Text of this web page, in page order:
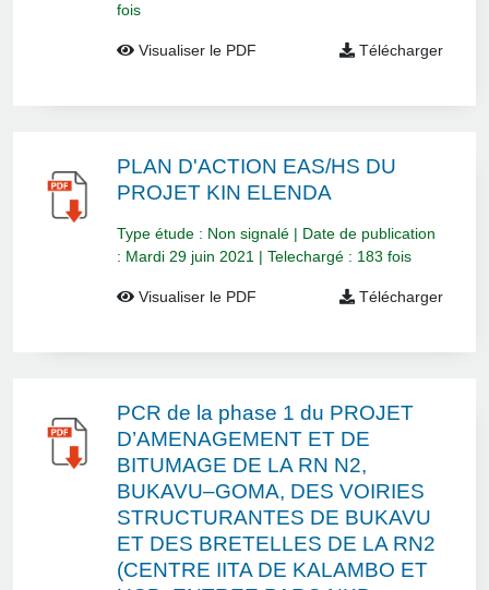
fois
Visualiser le PDF Télécharger
PLAN D'ACTION EAS/HS DU
PROJET KIN ELENDA
Type étude : Non signalé | Date de publication
: Mardi 29 juin 2021 | Telechargé : 183 fois
Visualiser le PDF Télécharger
PCR de la phase 1 du PROJET
D’AMENAGEMENT ET DE
BITUMAGE DE LA RN N2,
BUKAVU–GOMA, DES VOIRIES
STRUCTURANTES DE BUKAVU
ET DES BRETELLES DE LA RN2
(CENTRE IITA DE KALAMBO ET